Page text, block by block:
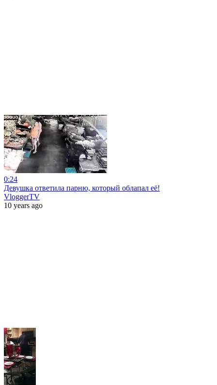
0:24
Девушка ответила парню, который облапал её!
VloggerTV
10 years ago